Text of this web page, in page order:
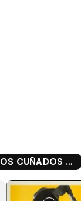
DESENFRENADOS